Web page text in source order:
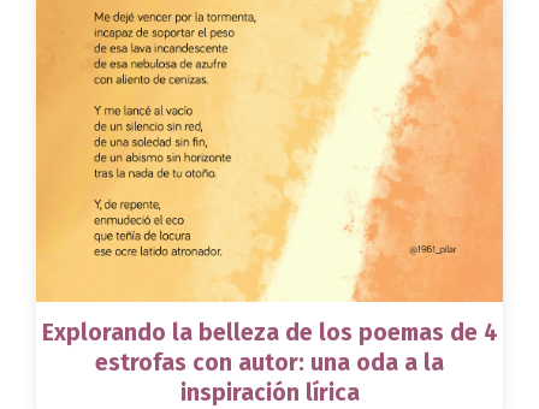
Explorando la belleza de los poemas de 4
estrofas con autor: una oda a la
inspiración lírica